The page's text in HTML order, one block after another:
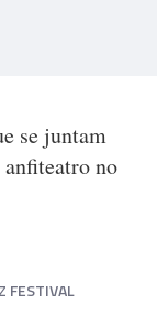
se juntam
anfiteatro no
FESTIVAL